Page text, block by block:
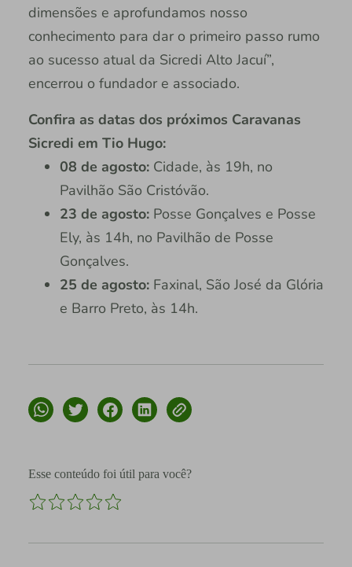
dimensões e aprofundamos nosso
conhecimento para dar o primeiro passo rumo
ao sucesso atual da Sicredi Alto Jacuí”,
encerrou o fundador e associado.
Confira as datas dos próximos Caravanas
Sicredi em Tio Hugo:
08 de agosto:Cidade, às 19h, no
Pavilhão São Cristóvão.
23 de agosto:Posse Gonçalves e Posse
Ely, às 14h, no Pavilhão de Posse
Gonçalves.
25 de agosto:Faxinal, São José da Glória
e Barro Preto, às 14h.
Esse conteúdo foi útil para você?